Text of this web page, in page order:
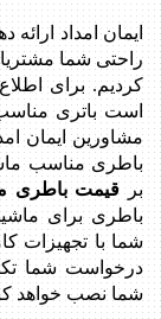
ایمان امداد ارائه
راحتی شما
کردیم. برای
است باتری
مشاورین ایمان
باطری مناسب
بر قیمت باطری
باطری برای
شما با تجهیزات
درخواست شما
شما نصب خواهد